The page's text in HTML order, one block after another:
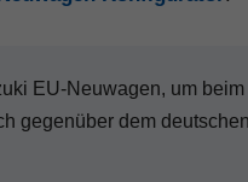
EU-Neuwagen, um
gegenüber dem